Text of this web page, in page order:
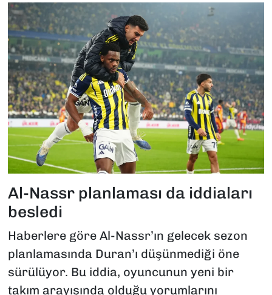
Al-Nassr planlaması da iddiaları
besledi
Haberlere göre Al-Nassr’ın gelecek sezon
planlamasında Duran’ı düşünmediği öne
sürülüyor. Bu iddia, oyuncunun yeni bir
takım arayışında olduğu yorumlarını